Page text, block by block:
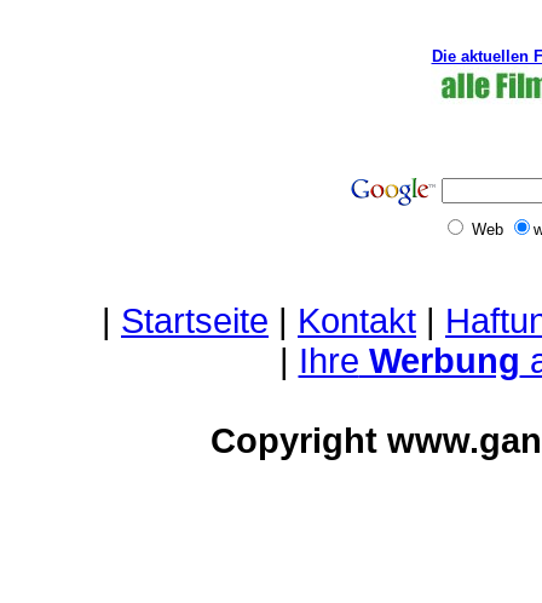
Die aktuellen
Web
| Startseite | Kontakt |
| Ihre Werbung
Copyright